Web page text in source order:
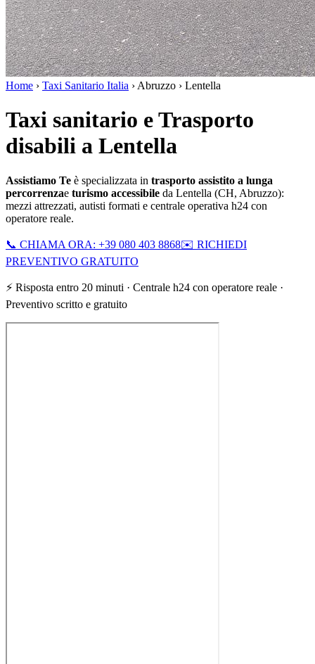
Home › Taxi Sanitario Italia › Abruzzo › Lentella
Taxi sanitario e Trasporto
disabili a Lentella
Assistiamo Te è specializzata in trasporto assistito a lunga
percorrenzae turismo accessibile da Lentella (CH, Abruzzo):
mezzi attrezzati, autisti formati e centrale operativa h24 con
operatore reale.
📞 CHIAMA ORA: +39 080 403 8868✉️ RICHIEDI
PREVENTIVO GRATUITO
⚡ Risposta entro 20 minuti · Centrale h24 con operatore reale ·
Preventivo scritto e gratuito